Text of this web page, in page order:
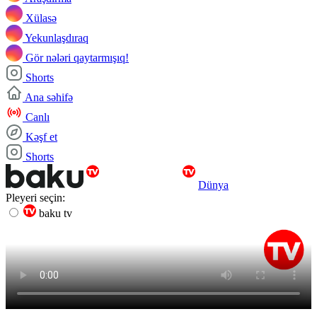
Xülasə
Yekunlaşdıraq
Gör nələri qaytarmışıq!
Shorts
Ana səhifə
Canlı
Kəşf et
Shorts
Dünya
Pleyeri seçin:
baku tv